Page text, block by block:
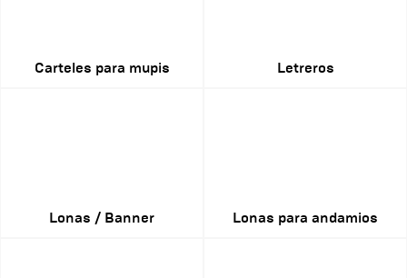
Carteles para mupis Letreros
Lonas / Banner Lonas para andamios